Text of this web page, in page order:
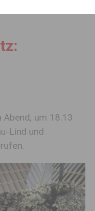
um 18.13
Lind und